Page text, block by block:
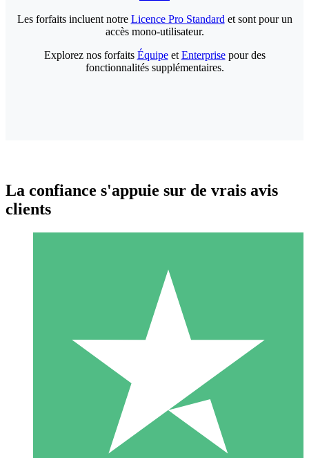
Packs de Crédits Individuels
Payez à l'utilisation avec des crédits de téléchargement. Sans
1 Téléchargement
10 00
Les forfaits incluent notre Licence Pro Standard et sont pour un
accès mono-utilisateur.
Explorez nos forfaits Équipeet Enterprisepour des
fonctionnalités supplémentaires.
La confiance s'appuie sur de vrais avis
clients